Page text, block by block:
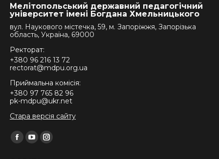
Мелітопольський державний педагогічний
університет імені Богдана Хмельницького
вул. Наукового містечка, 59, м. Запоріжжя, Запорізька
область, Україна, 69000
Ректорат:
+380 96 216 13 72
rectorat@mdpu.org.ua
Приймальна комісія:
+380 97 765 82 96
pk-mdpu@ukr.net
Стара версія сайту
Find us on:
Facebook
YouTubeInstagram